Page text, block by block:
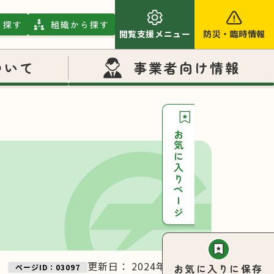
す 組織から探す
閲覧支援メニュー 防災 ・ 臨時情報
て 事業者向け情報
お気に入りページ
お気に入りに保存
ページID：03097 更新日： 2024年11月27日